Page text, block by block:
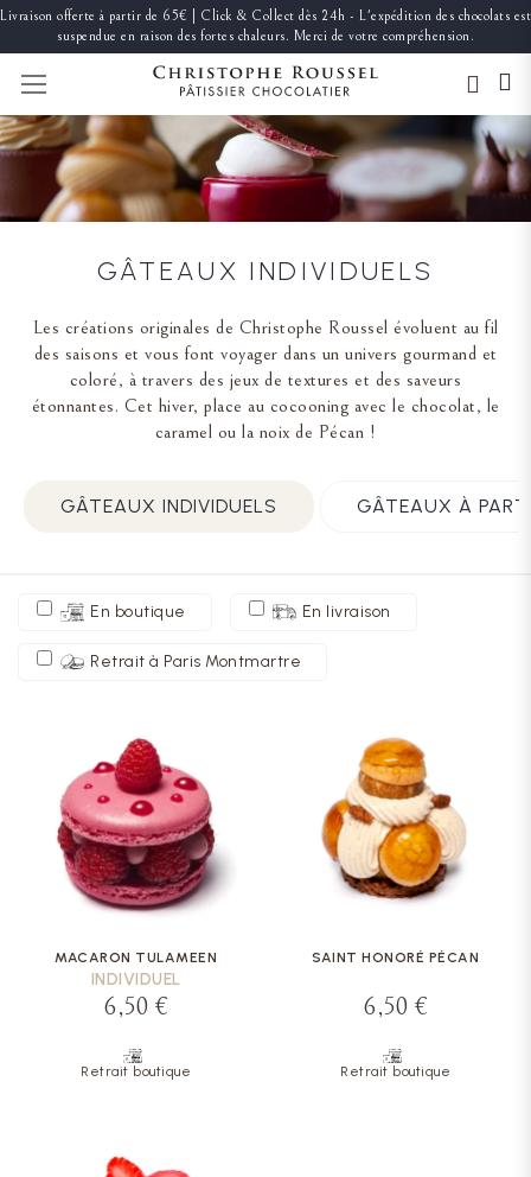
Livraison offerte à partir de 65€ | Click & Collect dès 24h - L'expédition des chocolats est
suspendue en raison des fortes chaleurs. Merci de votre compréhension.
GÂTEAUX INDIVIDUELS
Les créations originales de Christophe Roussel évoluent au fil
des saisons et vous font voyager dans un univers gourmand et
coloré, à travers des jeux de textures et des saveurs
étonnantes. Cet hiver, place au cocooning avec le chocolat, le
caramel ou la noix de Pécan !
En boutique En livraison
Retrait à Paris Montmartre
GÂTEAUX INDIVIDUELS GÂTEAUX À
MACARON TULAMEEN
INDIVIDUEL
6,50 €
Retrait boutique
SAINT HONORÉ PÉCAN
6,50 €
Retrait boutique